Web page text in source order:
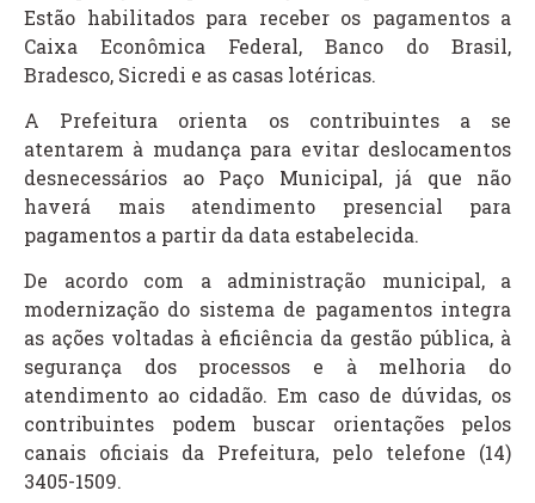
Estão habilitados para receber os pagamentos a
Caixa Econômica Federal, Banco do Brasil,
Bradesco, Sicredi e as casas lotéricas.
A Prefeitura orienta os contribuintes a se
atentarem à mudança para evitar deslocamentos
desnecessários ao Paço Municipal, já que não
haverá mais atendimento presencial para
pagamentos a partir da data estabelecida.
De acordo com a administração municipal, a
modernização do sistema de pagamentos integra
as ações voltadas à eficiência da gestão pública, à
segurança dos processos e à melhoria do
atendimento ao cidadão. Em caso de dúvidas, os
contribuintes podem buscar orientações pelos
canais oficiais da Prefeitura, pelo telefone (14)
3405-1509.